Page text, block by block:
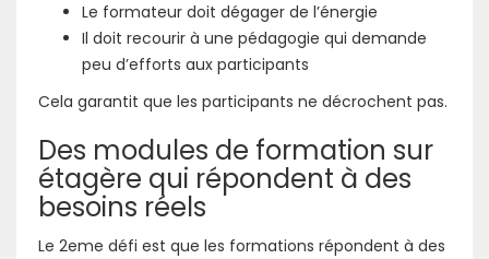
Le formateur doit dégager de l’énergie
Il doit recourir à une pédagogie qui demande
peu d’efforts aux participants
Cela garantit que les participants ne décrochent pas.
Des modules de formation sur
étagère qui répondent à des
besoins réels
Le 2eme défi est que les formations répondent à des